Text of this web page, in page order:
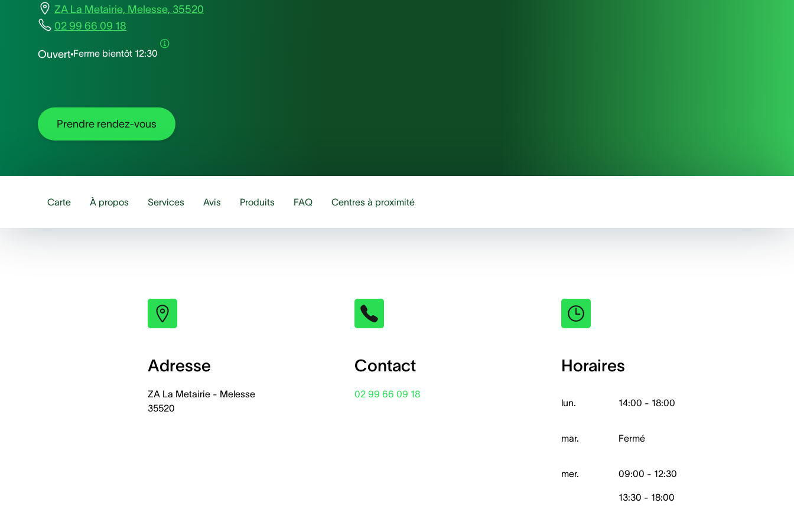
ZA La Metairie, Melesse, 35520
02 99 66 09 18
Ouvert Ferme bientôt 12:30
Prendre rendez-vous
Carte À propos Services Avis Produits FAQ Centres à proximité
Adresse
ZA La Metairie - Melesse
35520
Contact
02 99 66 09 18
Horaires
lun. 14:00 - 18:00
mar. Fermé
mer. 09:00 - 12:30
13:30 - 18:00